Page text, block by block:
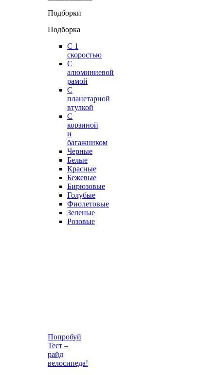
Подборки
Подборка
С 1
скоростью
С
алюминиевой
рамой
С
планетарной
втулкой
С
корзиной
и
багажником
Черные
Белые
Красные
Бежевые
Бирюзовые
Голубые
Фиолетовые
Зеленые
Розовые
Попробуй
Тест –
райд
велосипеда!